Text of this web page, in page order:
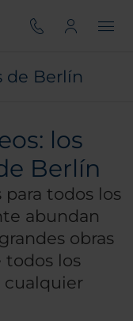
de Berlín
los
Berlín
todos los
abundan
obras
todos los
cualquier